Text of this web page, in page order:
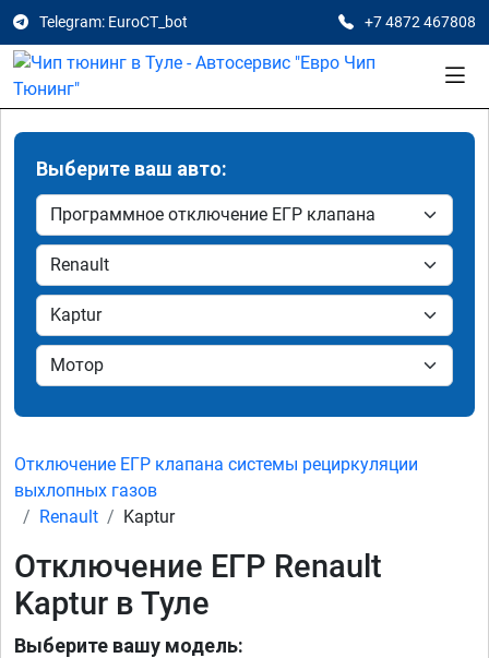
Telegram: EuroCT_bot +7 4872 467808
Выберите ваш авто:
Отключение ЕГР клапана системы рециркуляции
выхлопных газов
Renault
Kaptur
Отключение ЕГР Renault
Kaptur в Туле
Выберите вашу модель: